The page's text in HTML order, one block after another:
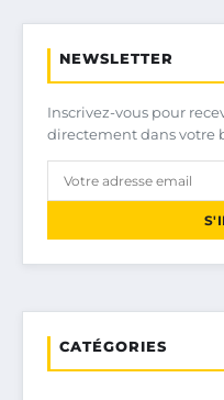
NEWSLETTER
Inscrivez-vous pour
directement dans votre
CATÉGORIES